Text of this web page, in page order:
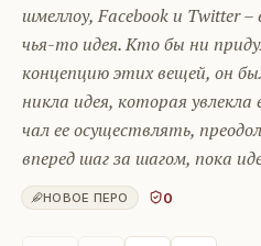
шмел­лоу, Facebook и Twitter –
чья-то идея. Кто бы ни
кон­цепцию этих ве­щей, он
никла идея, ко­торая
чал ее осу­щест­влять,
впе­ред шаг за ша­гом, по­ка
НОВОЕ ПЕРО 0